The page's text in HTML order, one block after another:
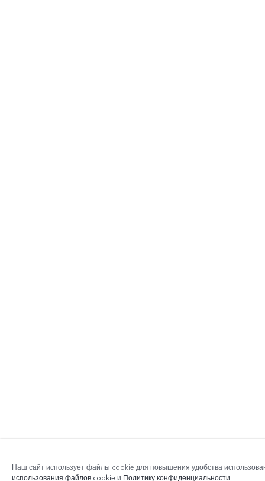
Наш сайт использует файлы cookie для повышения удобства
использования файлов cookie и Политику конфиденциальности.